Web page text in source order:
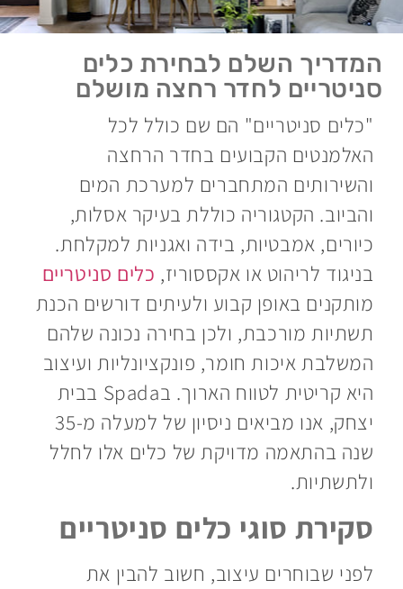
המדריך השלם לבחירת כלים
סניטריים לחדר רחצה מושלם
"כלים סניטריים" הם שם כולל לכל
האלמנטים הקבועים בחדר הרחצה
והשירותים המתחברים למערכת המים
והביוב. הקטגוריה כוללת בעיקר אסלות,
כיורים, אמבטיות, בידה ואגניות למקלחת.
בניגוד לריהוט או אקססוריז, כלים סניטריים
מותקנים באופן קבוע ולעיתים דורשים הכנת
תשתיות מורכבת, ולכן בחירה נכונה שלהם
המשלבת איכות חומר, פונקציונליות ועיצוב
היא קריטית לטווח הארוך. בSpada בבית
יצחק, אנו מביאים ניסיון של למעלה מ-35
שנה בהתאמה מדויקת של כלים אלו לחלל
ולתשתיות.
סקירת סוגי כלים סניטריים
לפני שבוחרים עיצוב, חשוב להבין את